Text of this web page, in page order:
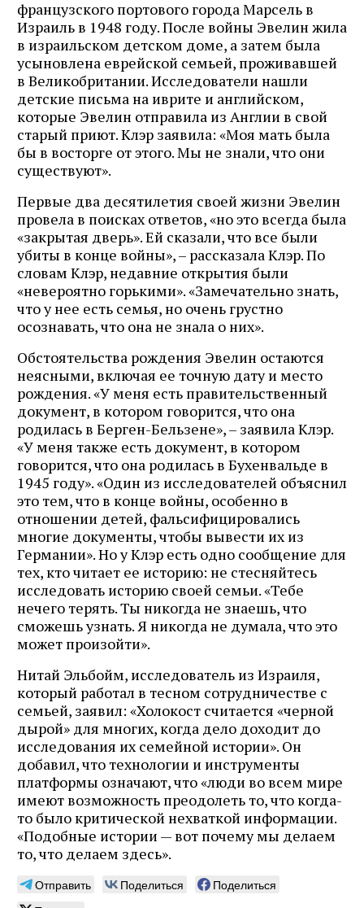
французского портового города Марсель в
Израиль в 1948 году. После войны Эвелин жила
в израильском детском доме, а затем была
усыновлена ​​еврейской семьей, проживавшей
в Великобритании. Исследователи нашли
детские письма на иврите и английском,
которые Эвелин отправила из Англии в свой
старый приют. Клэр заявила: «Моя мать была
бы в восторге от этого. Мы не знали, что они
существуют».
Первые два десятилетия своей жизни Эвелин
провела в поисках ответов, «но это всегда была
«закрытая дверь». Ей сказали, что все были
убиты в конце войны», – рассказала Клэр. По
словам Клэр, недавние открытия были
«невероятно горькими». «Замечательно знать,
что у нее есть семья, но очень грустно
осознавать, что она не знала о них».
Обстоятельства рождения Эвелин остаются
неясными, включая ее точную дату и место
рождения. «У меня есть правительственный
документ, в котором говорится, что она
родилась в Берген-Бельзене», – заявила Клэр.
«У меня также есть документ, в котором
говорится, что она родилась в Бухенвальде в
1945 году». «Один из исследователей объяснил
это тем, что в конце войны, особенно в
отношении детей, фальсифицировались
многие документы, чтобы вывести их из
Германии». Но у Клэр есть одно сообщение для
тех, кто читает ее историю: не стесняйтесь
исследовать историю своей семьи. «Тебе
нечего терять. Ты никогда не знаешь, что
сможешь узнать. Я никогда не думала, что это
может произойти».
Нитай Эльбойм, исследователь из Израиля,
который работал в тесном сотрудничестве с
семьей, заявил: «Холокост считается «черной
дырой» для многих, когда дело доходит до
исследования их семейной истории». Он
добавил, что технологии и инструменты
платформы означают, что «люди во всем мире
имеют возможность преодолеть то, что когда-
то было критической нехваткой информации.
«Подобные истории — вот почему мы делаем
то, что делаем здесь».
Отправить Поделиться
Поделиться